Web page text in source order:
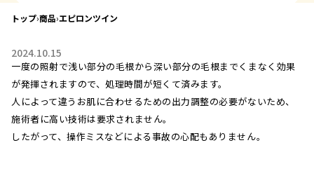
トップ›商品›エピロンツイン
2024.10.15
一度の照射で浅い部分の毛根から深い部分の毛根までくまなく効果
が発揮されますので、処理時間が短くて済みます。
人によって違うお肌に合わせるための出力調整の必要がないため、
施術者に高い技術は要求されません。
したがって、操作ミスなどによる事故の心配もありません。